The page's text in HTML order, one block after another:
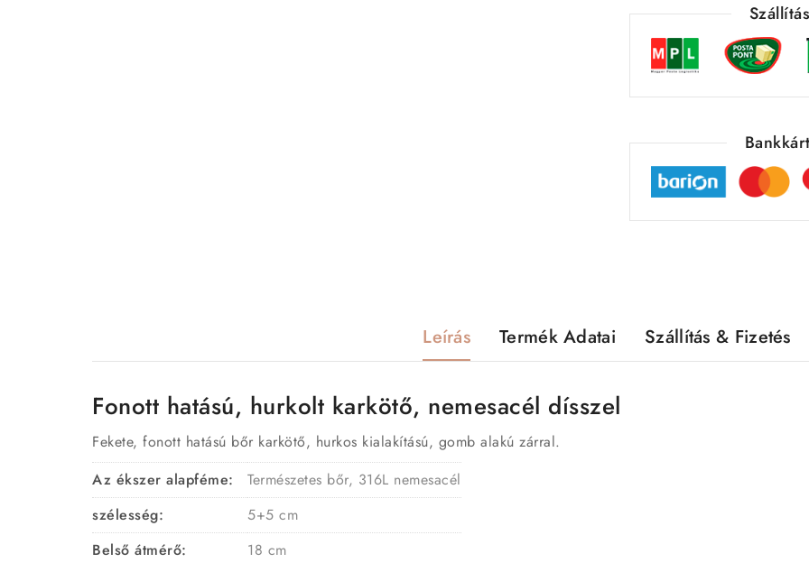
Leírás Termék Adatai Szállítás & Fizetés
Fonott hatású, hurkolt karkötő, nemesacél dísszel
Fekete, fonott hatású bőr karkötő, hurkos kialakítású, gomb alakú zárral.
Az ékszer alapféme:
Természetes bőr, 316L nemesacél
szélesség:
5+5 cm
Belső átmérő:
18 cm